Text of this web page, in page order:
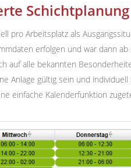
pro Arbeitsplatz als
erfolgen und war dann
auf alle bekannten
Anlage gültig sein und
einfache Kalenderfunktion